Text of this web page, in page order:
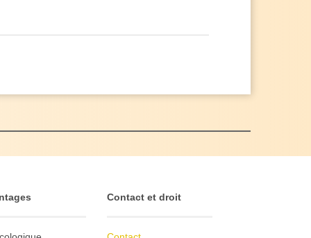
Contact et droit